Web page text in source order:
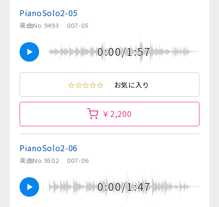
PianoSolo2-05
楽曲No.9493 007-05
0:00/1:57
☆☆☆☆☆ お気に入り
￥2,200
PianoSolo2-06
楽曲No.9502 007-06
0:00/1:47